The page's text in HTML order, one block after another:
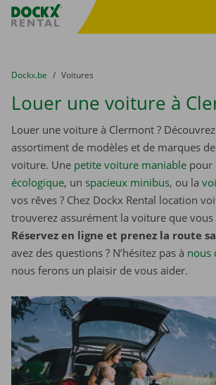
sitename
You are here:
du
Dockx.be to
Voitures
Louer une voiture à
Louer une voiture à Clermont ?
assortiment de modèles et de marques
voiture. Une petite voiture maniable pour
écologique, un spacieux minibus, ou la
vos rêves ? Chez Dockx Rental location
trouverez assurément la voiture que vous
Réservez en ligne et prenez la route
avez des questions ? N’hésitez pas à nous
nous ferons un plaisir de vous aider.